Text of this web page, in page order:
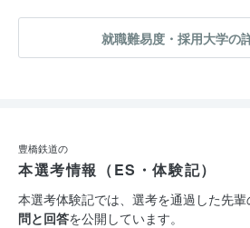
就職難易度・採用大学の
豊橋鉄道の
本選考情報（ES・体験記）
本選考体験記では、選考を通過した先輩
問と回答を公開しています。